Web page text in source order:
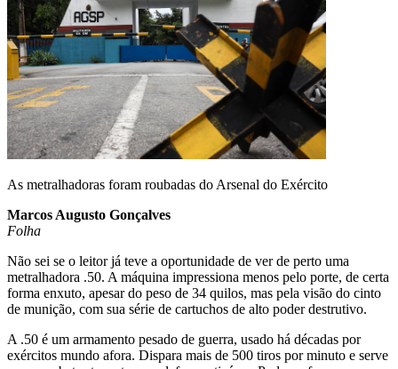
As metralhadoras foram roubadas do Arsenal do Exército
Marcos Augusto Gonçalves
Folha
Não sei se o leitor já teve a oportunidade de ver de perto uma
metralhadora .50. A máquina impressiona menos pelo porte, de certa
forma enxuto, apesar do peso de 34 quilos, mas pela visão do cinto
de munição, com sua série de cartuchos de alto poder destrutivo.
A .50 é um armamento pesado de guerra, usado há décadas por
exércitos mundo afora. Dispara mais de 500 tiros por minuto e serve